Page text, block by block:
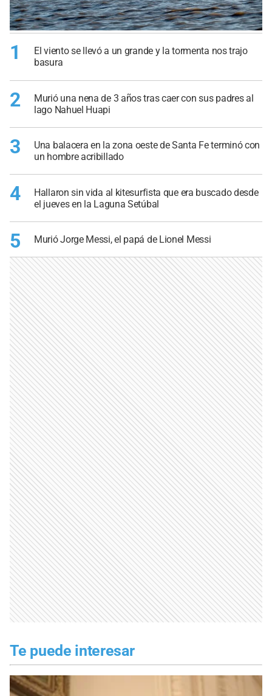
1
El viento se llevó a un grande y la tormenta nos trajo
basura
2
Murió una nena de 3 años tras caer con sus padres al
lago Nahuel Huapi
3
Una balacera en la zona oeste de Santa Fe terminó con
un hombre acribillado
4
Hallaron sin vida al kitesurfista que era buscado desde
el jueves en la Laguna Setúbal
5 Murió Jorge Messi, el papá de Lionel Messi
Te puede interesar